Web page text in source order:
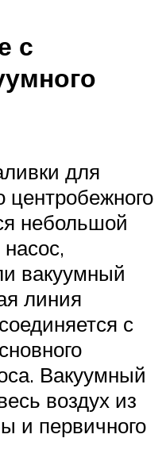
с
для
центробежного
небольшой
вакуумный
линия
с
Вакуумный
воздух из
и первичного